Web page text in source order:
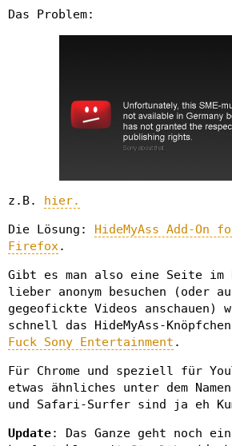
Das Problem:
z.B. hier.
Die Lösung: HideMyAss Add-On
Firefox.
Gibt es man also eine Seite im
lieber anonym besuchen (oder
gegeofickte Videos anschauen)
schnell das HideMyAss-
Fuck Sony Entertainment .
Für Chrome und speziell für
etwas ähnliches unter dem Namen
und Safari-Surfer sind ja eh
Update: Das Ganze geht noch